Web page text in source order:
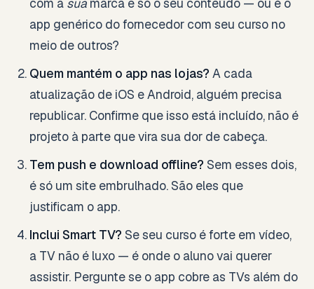
com a sua marca e só o seu conteúdo — ou é o
app genérico do fornecedor com seu curso no
meio de outros?
Quem mantém o app nas lojas? A cada
atualização de iOS e Android, alguém precisa
republicar. Confirme que isso está incluído, não é
projeto à parte que vira sua dor de cabeça.
Tem push e download offline? Sem esses dois,
é só um site embrulhado. São eles que
justificam o app.
Inclui Smart TV? Se seu curso é forte em vídeo,
a TV não é luxo — é onde o aluno vai querer
assistir. Pergunte se o app cobre as TVs além do